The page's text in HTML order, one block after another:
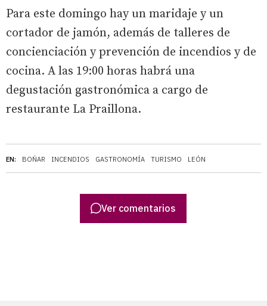
EN: BOÑAR INCENDIOS GASTRONOMÍA TURISMO LEÓN
Para este domingo hay un maridaje y un
cortador de jamón, además de talleres de
concienciación y prevención de incendios y de
cocina. A las 19:00 horas habrá una
degustación gastronómica a cargo de
restaurante La Praillona.
Ver comentarios